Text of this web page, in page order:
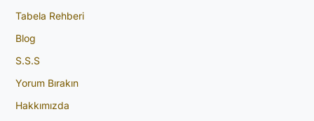
Tabela Rehberi
Blog
S.S.S
Yorum Bırakın
Hakkımızda